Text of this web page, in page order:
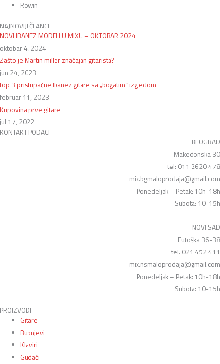
Rowin
NAJNOVIJI ČLANCI
NOVI IBANEZ MODELI U MIXU – OKTOBAR 2024
oktobar 4, 2024
Zašto je Martin miller značajan gitarista?
jun 24, 2023
top 3 pristupačne Ibanez gitare sa „bogatim“ izgledom
februar 11, 2023
Kupovina prve gitare
jul 17, 2022
KONTAKT PODACI
BEOGRAD
Makedonska 30
tel: 011 2620 478
mix.bgmaloprodaja@gmail.com
Ponedeljak – Petak: 10h-18h
Subota: 10-15h
NOVI SAD
Futoška 36-38
tel: 021 452 411
mix.nsmaloprodaja@gmail.com
Ponedeljak – Petak: 10h-18h
Subota: 10-15h
PROIZVODI
Gitare
Bubnjevi
Klaviri
Gudači